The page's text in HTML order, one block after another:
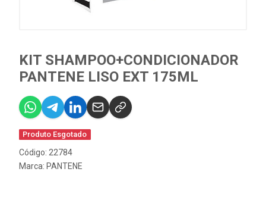
KIT SHAMPOO+CONDICIONADOR
PANTENE LISO EXT 175ML
Produto Esgotado
Código: 22784
Marca: PANTENE